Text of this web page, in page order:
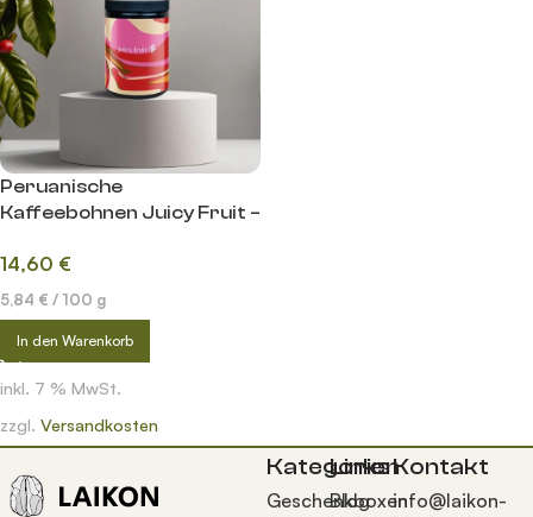
Peruanische
Kaffeebohnen Juicy Fruit –
14,60 €
5,84 € / 100 g
In den Warenkorb
inkl. 7 % MwSt.
zzgl. Versandkosten
Kategorien
Geschenkboxen
Links
Blog
Kontakt
info@laikon-